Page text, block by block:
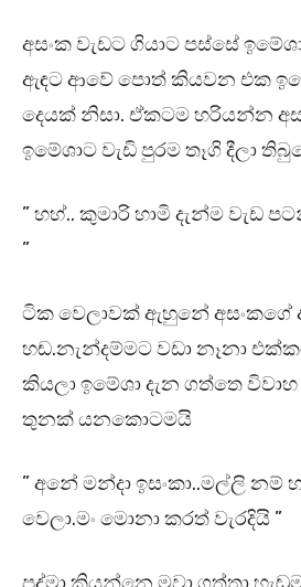
අසංක වැඩට ගියාට පස්සේ
ඇඳට ආවේ පොත් කියවන එක
දෙයක් නිසා. ඒකටම හරියන්න
ඉමේශාට වැඩි පුරම තෑගි දීලා
” හහ්.. කුමාරි හාමි දැන්ම වැඩ
”
ටික වෙලාවක් ඇහුනේ අසංකගේ
හඬ.නැන්දම්මට වඩා නෑනා
කියලා ඉමේශා දැන ගත්තෙ විවාහ
තුනක් යනකොටමයි
” අනේ මන්දා ඉසංකා..මල්ලි නම්
වෙලා.මං මොනා කරත් වැරදියි ”